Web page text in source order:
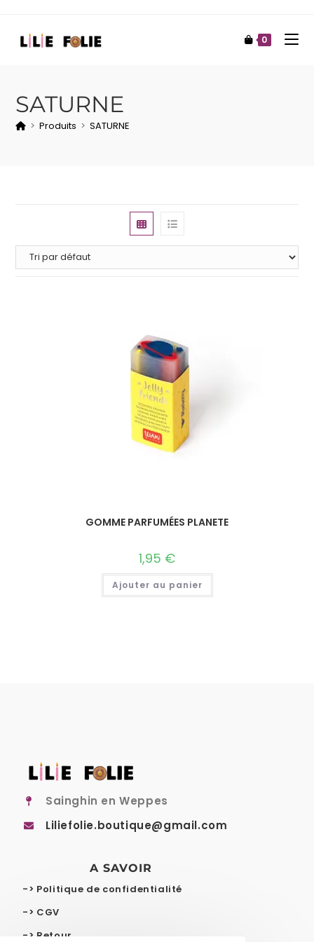
0
SATURNE
> Produits > SATURNE
GOMME PARFUMÉES PLANETE
1,95 €
Ajouter au panier
Sainghin en Weppes
Liliefolie.boutique@gmail.com
A SAVOIR
-> Politique de confidentialité
-> CGV
-> Retour